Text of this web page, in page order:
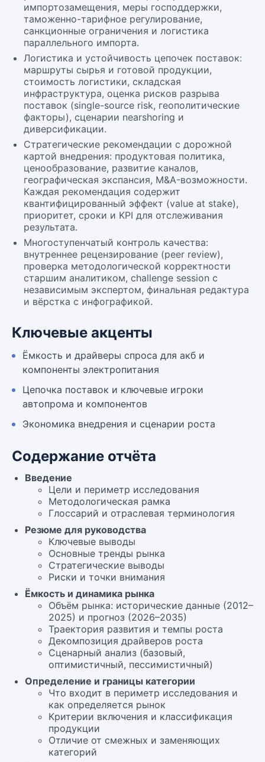
импортозамещения, меры господдержки,
таможенно-тарифное регулирование,
санкционные ограничения и логистика
параллельного импорта.
Логистика и устойчивость цепочек поставок:
маршруты сырья и готовой продукции,
стоимость логистики, складская
инфраструктура, оценка рисков разрыва
поставок (single-source risk, геополитические
факторы), сценарии nearshoring и
диверсификации.
Стратегические рекомендации с дорожной
картой внедрения: продуктовая политика,
ценообразование, развитие каналов,
географическая экспансия, M&A-возможности.
Каждая рекомендация содержит
квантифицированный эффект (value at stake),
приоритет, сроки и KPI для отслеживания
результата.
Многоступенчатый контроль качества:
внутреннее рецензирование (peer review),
проверка методологической корректности
старшим аналитиком, challenge session с
независимым экспертом, финальная редактура
и вёрстка с инфографикой.
Ключевые акценты
Ёмкость и драйверы спроса для акб и
компоненты электропитания
Цепочка поставок и ключевые игроки
автопрома и компонентов
Экономика внедрения и сценарии роста
Содержание отчёта
Введение
Цели и периметр исследования
Методологическая рамка
Глоссарий и отраслевая терминология
Резюме для руководства
Ключевые выводы
Основные тренды рынка
Стратегические выводы
Риски и точки внимания
Ёмкость и динамика рынка
Объём рынка: исторические данные (2012–
2025) и прогноз (2026–2035)
Траектория развития и темпы роста
Декомпозиция драйверов роста
Сценарный анализ (базовый,
оптимистичный, пессимистичный)
Определение и границы категории
Что входит в периметр исследования и
как определяется рынок
Критерии включения и классификация
продукции
Отличие от смежных и заменяющих
категорий